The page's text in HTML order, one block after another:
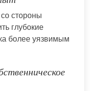
стороны
глубокие
более уязвимым